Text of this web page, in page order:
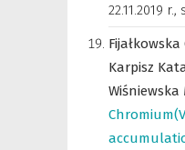
22.11.2019 r.,
Fijałkowska
Karpisz
Wiśniewska